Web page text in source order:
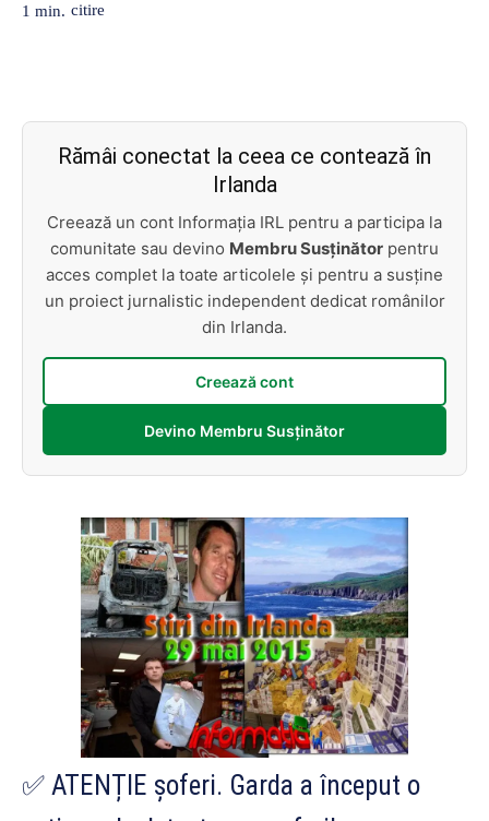
1 min. citire
Rămâi conectat la ceea ce contează în
Irlanda
Creează un cont Informația IRL pentru a participa la
comunitate sau devino Membru Susținător pentru
acces complet la toate articolele și pentru a susține
un proiect jurnalistic independent dedicat românilor
din Irlanda.
Creează cont
Devino Membru Susținător
✅ ATENȚIE șoferi. Garda a început o